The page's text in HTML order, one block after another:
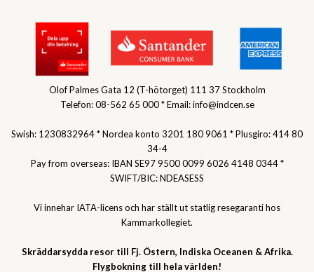
Olof Palmes Gata 12 (T-hötorget) 111 37 Stockholm
Telefon: 08-562 65 000 * Email: info@indcen.se
Swish: 1230832964 * Nordea konto 3201 180 9061 * Plusgiro: 414 80
34-4
Pay from overseas: IBAN SE97 9500 0099 6026 4148 0344 *
SWIFT/BIC: NDEASESS
Vi innehar IATA-licens och har ställt ut statlig resegaranti hos
Kammarkollegiet.
Skräddarsydda resor till Fj. Östern, Indiska Oceanen & Afrika.
Flygbokning till hela världen!